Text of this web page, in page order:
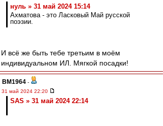
нуль » 31 май 2024 15:14
Ахматова - это Ласковый Май русской
поэзии.
И всё же быть тебе третьим в моём
индивидуальном ИЛ. Мягкой посадки!
BM1964 -
31 май 2024 22:20
SAS » 31 май 2024 22:14